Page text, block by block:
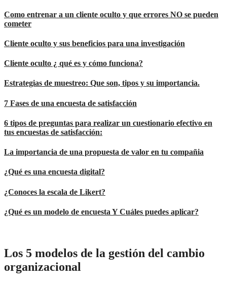
Como entrenar a un cliente oculto y que errores NO se pueden
cometer
Cliente oculto y sus beneficios para una investigación
Cliente oculto ¿ qué es y cómo funciona?
Estrategias de muestreo: Que son, tipos y su importancia.
7 Fases de una encuesta de satisfacción
6 tipos de preguntas para realizar un cuestionario efectivo en
tus encuestas de satisfacción:
La importancia de una propuesta de valor en tu compañia
¿Qué es una encuesta digital?
¿Conoces la escala de Likert?
¿Qué es un modelo de encuesta Y Cuáles puedes aplicar?
Los 5 modelos de la gestión del cambio
organizacional